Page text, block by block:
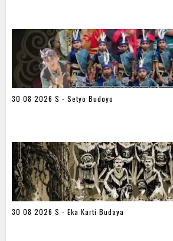
30 08 2026 S - Setyo Budoyo
30 08 2026 S - Eka Karti Budaya